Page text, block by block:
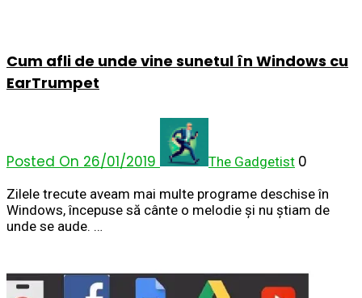
Cum afli de unde vine sunetul în Windows cu
EarTrumpet
Posted On 26/01/2019 The Gadgetist 0
Zilele trecute aveam mai multe programe deschise în
Windows, începuse să cânte o melodie și nu știam de
unde se aude. …